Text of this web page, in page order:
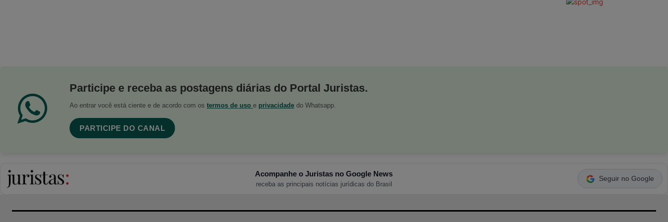
Participe e receba as postagens diárias do Portal Juristas.
Ao entrar você está ciente e de acordo com os termos de uso e privacidade do Whatsapp.
PARTICIPE DO CANAL
Acompanhe o Juristas no Google News
receba as principais notícias jurídicas do Brasil
Seguir no Google